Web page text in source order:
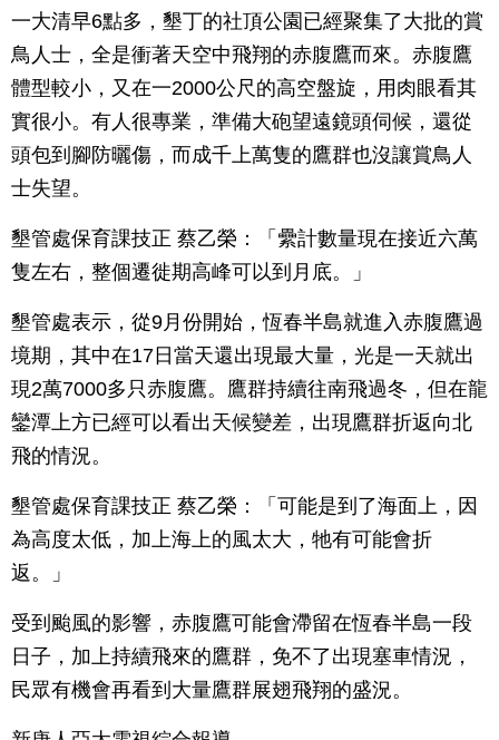
一大清早6點多，墾丁的社頂公園已經聚集了大批的賞
鳥人士，全是衝著天空中飛翔的赤腹鷹而來。赤腹鷹
體型較小，又在一2000公尺的高空盤旋，用肉眼看其
實很小。有人很專業，準備大砲望遠鏡頭伺候，還從
頭包到腳防曬傷，而成千上萬隻的鷹群也沒讓賞鳥人
士失望。
墾管處保育課技正 蔡乙榮：「纍計數量現在接近六萬
隻左右，整個遷徙期高峰可以到月底。」
墾管處表示，從9月份開始，恆春半島就進入赤腹鷹過
境期，其中在17日當天還出現最大量，光是一天就出
現2萬7000多只赤腹鷹。鷹群持續往南飛過冬，但在龍
鑾潭上方已經可以看出天候變差，出現鷹群折返向北
飛的情況。
墾管處保育課技正 蔡乙榮：「可能是到了海面上，因
為高度太低，加上海上的風太大，牠有可能會折
返。」
受到颱風的影響，赤腹鷹可能會滯留在恆春半島一段
日子，加上持續飛來的鷹群，免不了出現塞車情況，
民眾有機會再看到大量鷹群展翅飛翔的盛況。